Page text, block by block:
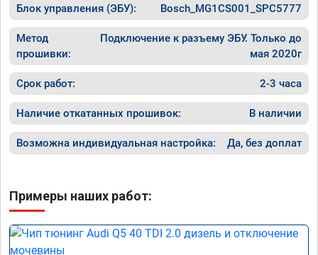
Блок управления (ЭБУ): Bosch_MG1CS001_SPC5777
Метод
прошивки:
Подключение к разъему ЭБУ. Только до
мая 2020г
Срок работ: 2-3 часа
Наличие откатанных прошивок: В наличии
Возможна индивидуальная настройка: Да, без доплат
Примеры наших работ: